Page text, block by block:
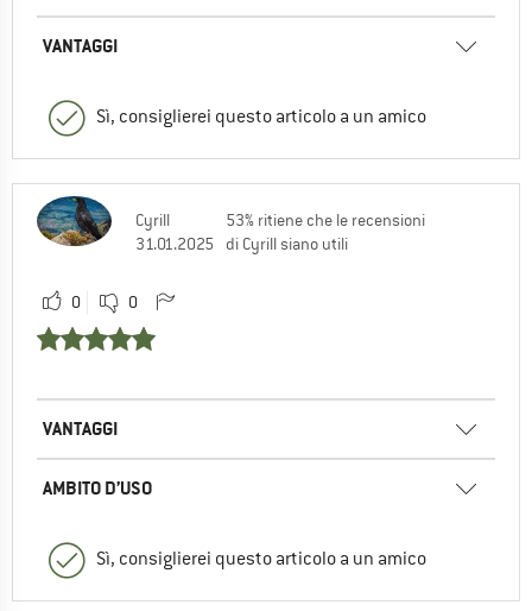
VANTAGGI
Sì, consiglierei questo articolo a un amico
Cyrill
31.01.2025
53% ritiene che le recensioni
di Cyrill siano utili
0 0
VANTAGGI
AMBITO D’USO
Sì, consiglierei questo articolo a un amico